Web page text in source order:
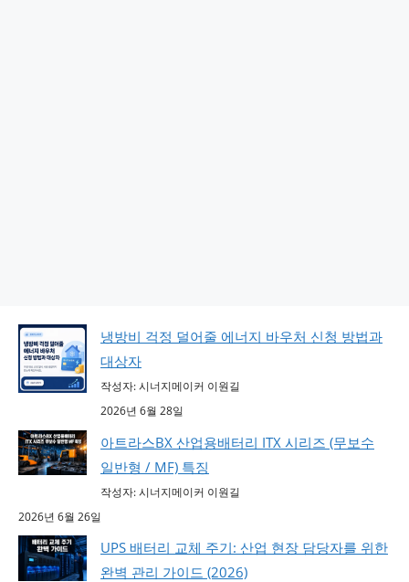
냉방비 걱정 덜어줄 에너지 바우처 신청 방법과
대상자
작성자: 시너지메이커 이원길
2026년 6월 28일
아트라스BX 산업용배터리 ITX 시리즈 (무보수
일반형 / MF) 특징
작성자: 시너지메이커 이원길
2026년 6월 26일
UPS 배터리 교체 주기: 산업 현장 담당자를 위한
완벽 관리 가이드 (2026)